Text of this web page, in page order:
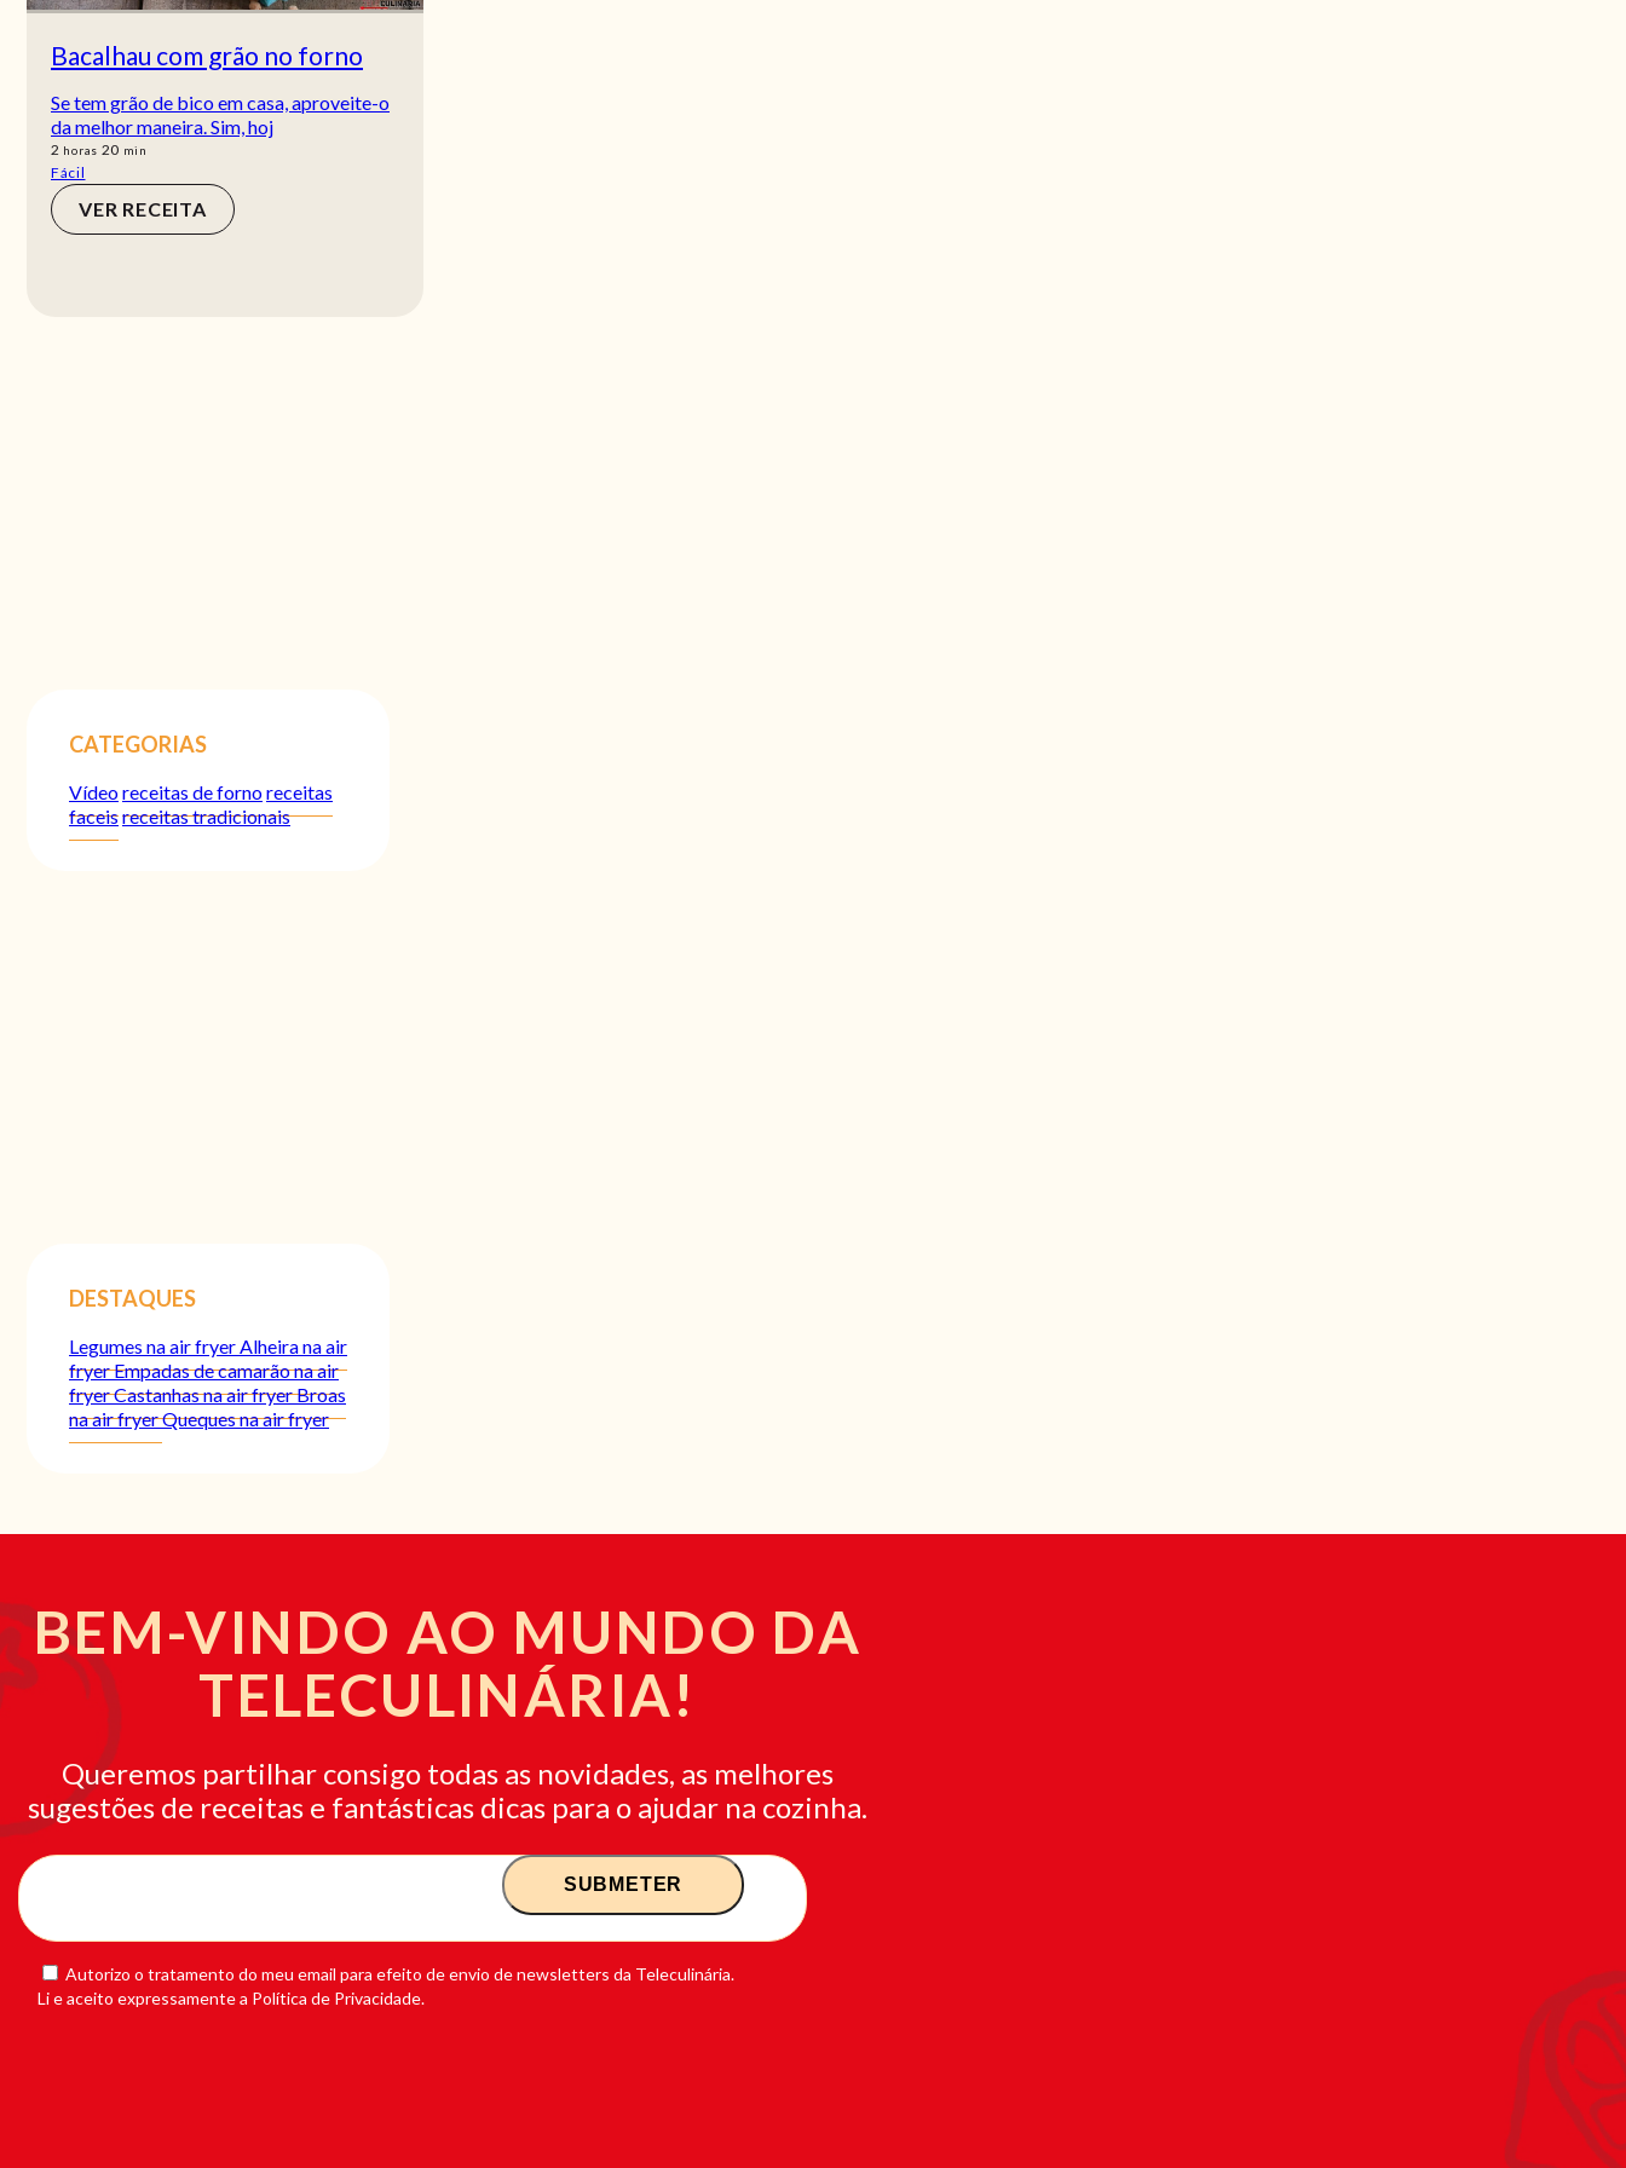
Bacalhau com grão no forno
Se tem grão de bico em casa, aproveite-o
da melhor maneira. Sim, hoj
2 horas
horas 20 min
min
Fácil
VER RECEITA
CATEGORIAS
Vídeoreceitas de fornoreceitas
faceisreceitas tradicionais
DESTAQUES
Legumes na air fryerAlheira na air
fryerEmpadas de camarão na air
fryerCastanhas na air fryerBroas
na air fryerQueques na air fryer
BEM-VINDO AO MUNDO DA
TELECULINÁRIA!
Queremos partilhar consigo todas as novidades, as melhores
sugestões de receitas e fantásticas dicas para o ajudar na cozinha.
Autorizo o tratamento do meu email para efeito de envio de newsletters da Teleculinária.
Li e aceito expressamente a Política de Privacidade.